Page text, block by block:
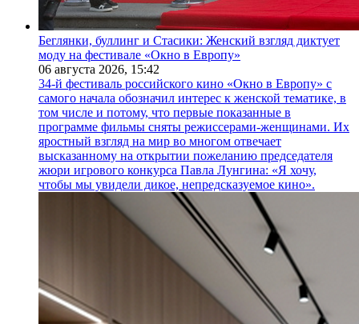
Беглянки, буллинг и Стасики: Женский взгляд диктует
моду на фестивале «Окно в Европу»
06 августа 2026, 15:42
34-й фестиваль российского кино «Окно в Европу» с
самого начала обозначил интерес к женской тематике, в
том числе и потому, что первые показанные в
программе фильмы сняты режиссерами-женщинами. Их
яростный взгляд на мир во многом отвечает
высказанному на открытии пожеланию председателя
жюри игрового конкурса Павла Лунгина: «Я хочу,
чтобы мы увидели дикое, непредсказуемое кино».